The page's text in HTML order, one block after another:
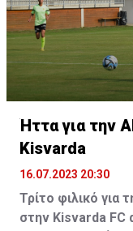
Ήττα για την
Kisvarda
16.07.2023 20:30
Τρίτο φιλικό για
στην Kisvarda FC